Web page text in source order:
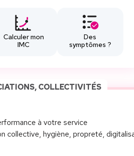
Calculer mon
IMC
Des
symptômes ?
COLLECTIVITÉS
à votre service
collective, hygiène, propreté,